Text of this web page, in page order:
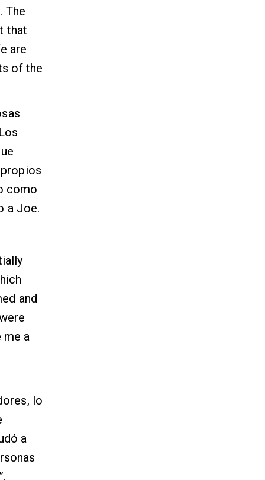
The
that
are
of the
como
a Joe.
and
me a
lo
a